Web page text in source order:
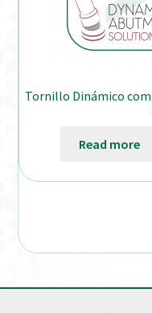
Tornillo Dinámico
Read more